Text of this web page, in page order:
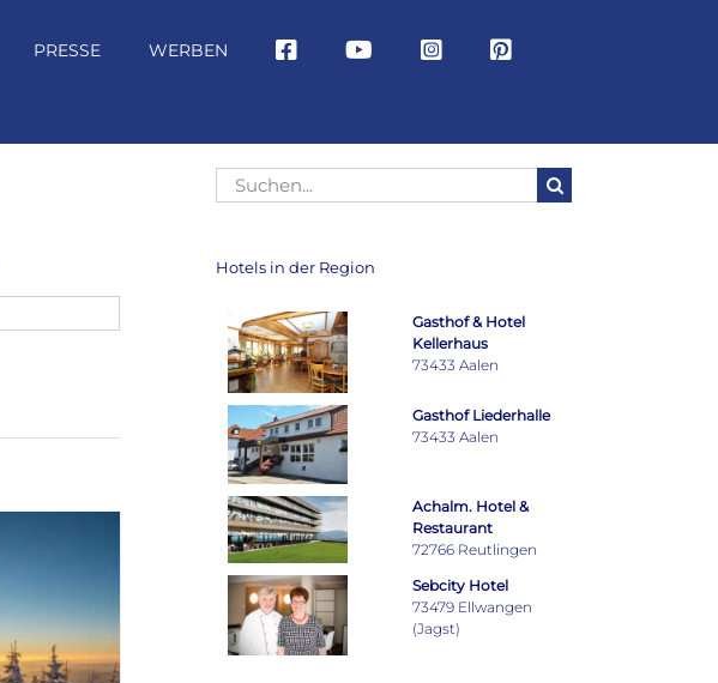
PRESSE WERBEN
Suche
nach:
Hotels in der Region
Gasthof & Hotel
Kellerhaus
73433 Aalen
Gasthof Liederhalle
73433 Aalen
Achalm. Hotel &
Restaurant
72766 Reutlingen
Sebcity Hotel
73479 Ellwangen
(Jagst)